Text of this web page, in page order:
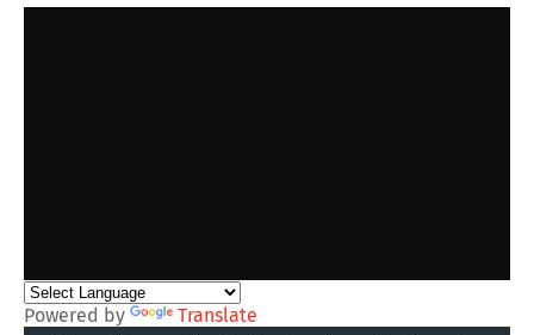
Powered by Translate